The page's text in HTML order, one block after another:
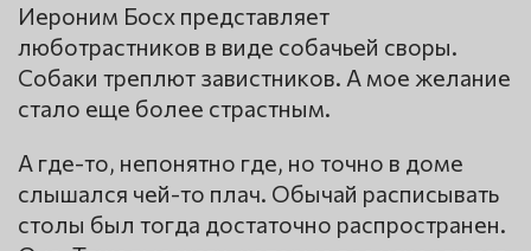
Иероним Босх представляет
люботрастников в виде собачьей своры.
Собаки треплют завистников. А мое желание
стало еще более страстным.
А где-то, непонятно где, но точно в доме
слышался чей-то плач. Обычай расписывать
столы был тогда достаточно распространен.